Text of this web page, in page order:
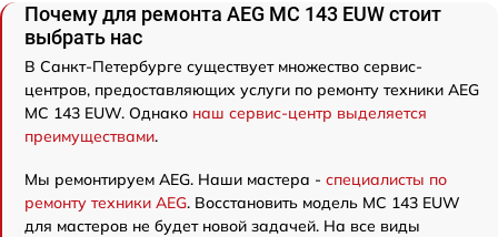
Почему для ремонта AEG MC 143 EUW стоит
выбрать нас
В Санкт-Петербурге существует множество сервис-
центров, предоставляющих услуги по ремонту техники AEG
MC 143 EUW. Однако наш сервис-центр выделяется
преимуществами.
Мы ремонтируем AEG. Наши мастера - специалисты по
ремонту техники AEG. Восстановить модель MC 143 EUW
для мастеров не будет новой задачей. На все виды